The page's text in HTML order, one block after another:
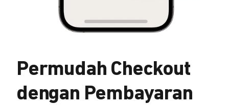
Permudah Checkout
dengan Pembayaran